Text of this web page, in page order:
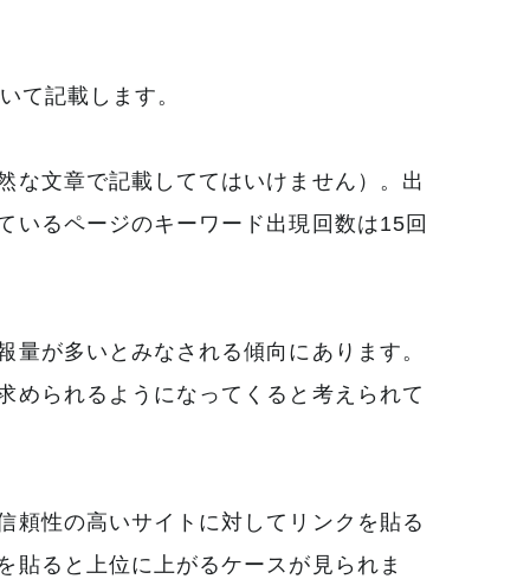
て記載します。
文章で記載しててはいけません）。出
いるページのキーワード出現回数は15回
が多いとみなされる傾向にあります。
められるようになってくると考えられて
性の高いサイトに対してリンクを貼る
貼ると上位に上がるケースが見られま